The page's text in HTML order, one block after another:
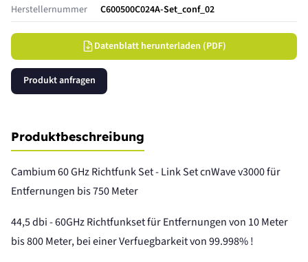
Herstellernummer C600500C024A-Set_conf_02
Datenblatt herunterladen (PDF)
Produkt anfragen
Produktbeschreibung
Cambium 60 GHz Richtfunk Set - Link Set cnWave v3000 für
Entfernungen bis 750 Meter
44,5 dbi - 60GHz Richtfunkset für Entfernungen von 10 Meter
bis 800 Meter, bei einer Verfuegbarkeit von 99.998% !